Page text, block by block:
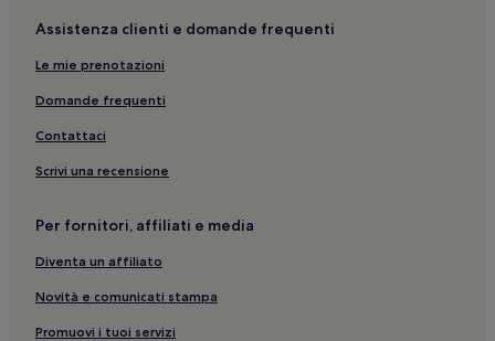
Leinfelden-Echterdingen: Hotel con servizi business
Teatro Nazionale di Stoccarda: hotel nelle vicinanze
Assistenza clienti e domande frequenti
Le mie prenotazioni
Domande frequenti
Contattaci
Scrivi una recensione
Per fornitori, affiliati e media
Diventa un affiliato
Novità e comunicati stampa
Promuovi i tuoi servizi